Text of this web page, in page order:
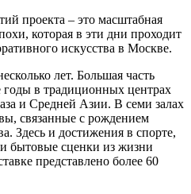
проекта – это масштабная
которая в эти дни проходит
искусства в Москве.
лет. Большая часть
годы в традиционных центрах
и Средней Азии. В семи залах
связанные с рождением
Здесь и достижения в спорте,
бытовые сценки из жизни
представлено более 60